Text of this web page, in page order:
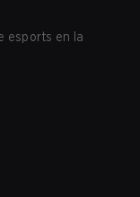
esports en la